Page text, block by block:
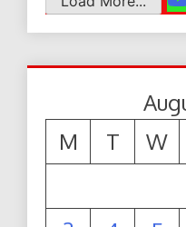
M
T W